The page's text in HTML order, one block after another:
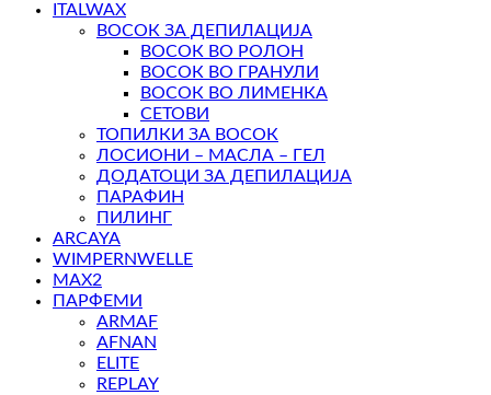
ITALWAX
ВОСОК ЗА ДЕПИЛАЦИЈА
ВОСОК ВО РОЛОН
ВОСОК ВО ГРАНУЛИ
ВОСОК ВО ЛИМЕНКА
СЕТОВИ
ТОПИЛКИ ЗА ВОСОК
ЛОСИОНИ – МАСЛА – ГЕЛ
ДОДАТОЦИ ЗА ДЕПИЛАЦИЈА
ПАРАФИН
ПИЛИНГ
ARCAYA
WIMPERNWELLE
MAX2
ПАРФЕМИ
ARMAF
AFNAN
ELITE
REPLAY